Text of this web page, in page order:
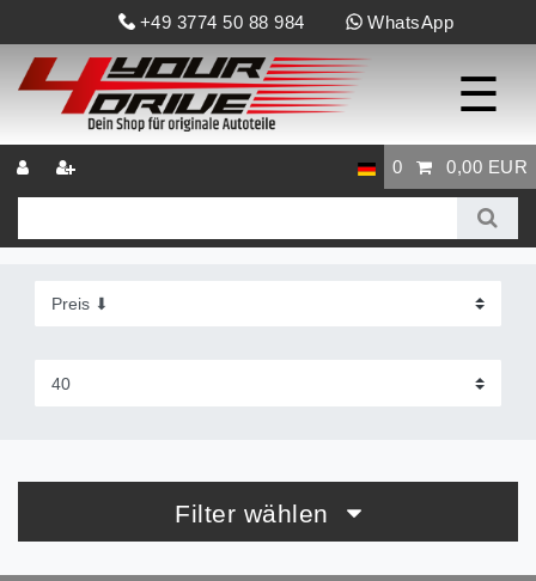
+49 3774 50 88 984 WhatsApp
☰
0 0,00 EUR
Filter wählen